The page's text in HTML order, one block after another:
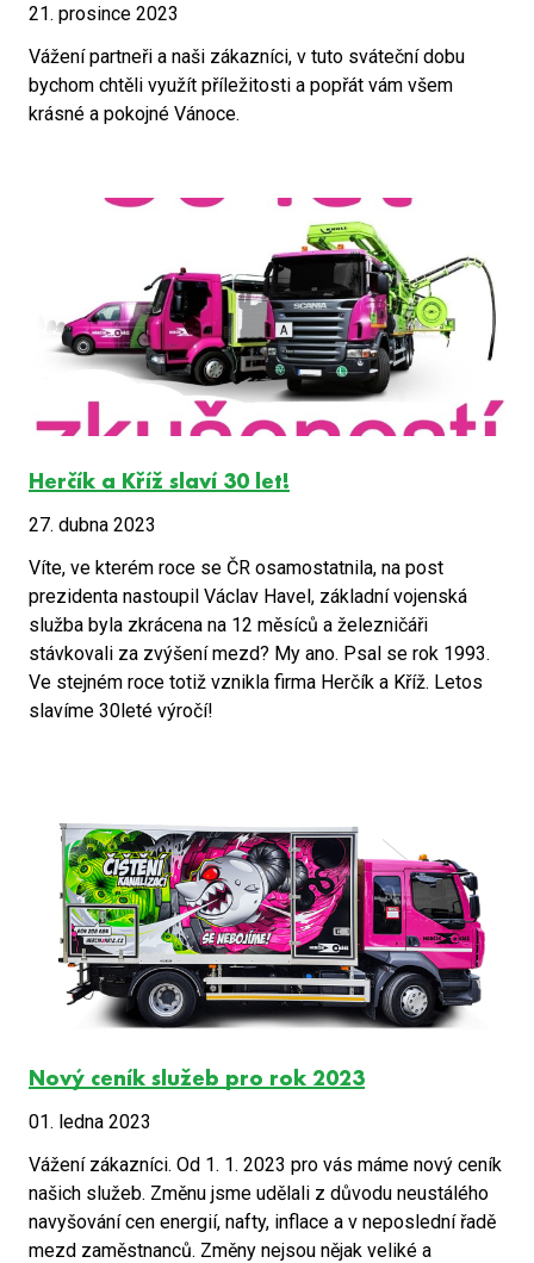
21. prosince 2023
Vážení partneři a naši zákazníci, v tuto sváteční dobu
bychom chtěli využít příležitosti a popřát vám všem
krásné a pokojné Vánoce.
Herčík a Kříž slaví 30 let!
27. dubna 2023
Víte, ve kterém roce se ČR osamostatnila, na post
prezidenta nastoupil Václav Havel, základní vojenská
služba byla zkrácena na 12 měsíců a železničáři
stávkovali za zvýšení mezd? My ano. Psal se rok 1993.
Ve stejném roce totiž vznikla firma Herčík a Kříž. Letos
slavíme 30leté výročí!
Nový ceník služeb pro rok 2023
01. ledna 2023
Vážení zákazníci. Od 1. 1. 2023 pro vás máme nový ceník
našich služeb. Změnu jsme udělali z důvodu neustálého
navyšování cen energií, nafty, inflace a v neposlední řadě
mezd zaměstnanců. Změny nejsou nějak veliké a